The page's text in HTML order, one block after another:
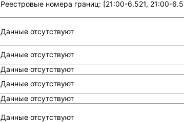
Реестровые номера границ: [21:00-6.521, 21:00-
Данные отсутствуют
Данные отсутствуют
Данные отсутствуют
Данные отсутствуют
Данные отсутствуют
Данные отсутствуют